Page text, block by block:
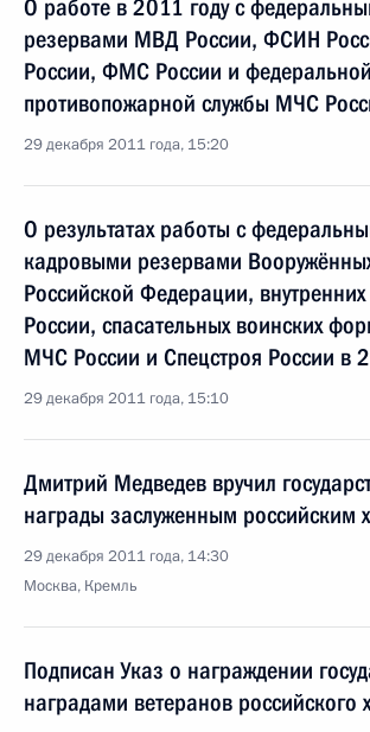
О работе в 2011 году с
резервами МВД России, ФСИН
России, ФМС России и федеральной
противопожарной службы МЧС
29 декабря 2011 года, 15:20
О результатах работы с
кадровыми резервами
Российской Федерации,
России, спасательных воинских
МЧС России и Спецстроя России в
29 декабря 2011 года, 15:10
Дмитрий Медведев вручил
награды заслуженным российским
29 декабря 2011 года, 14:30
Москва, Кремль
Подписан Указ о награждении
наградами ветеранов российского